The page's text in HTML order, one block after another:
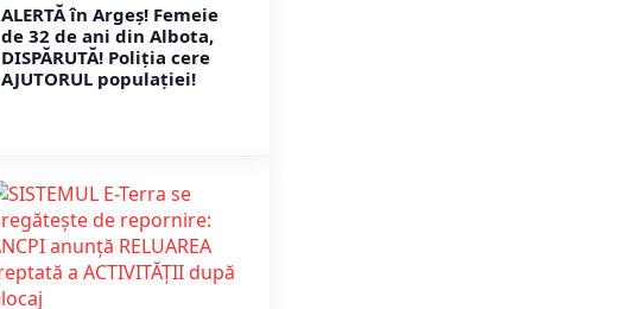
ALERTĂ în Argeș! Femeie
de 32 de ani din Albota,
DISPĂRUTĂ! Poliția cere
AJUTORUL populației!